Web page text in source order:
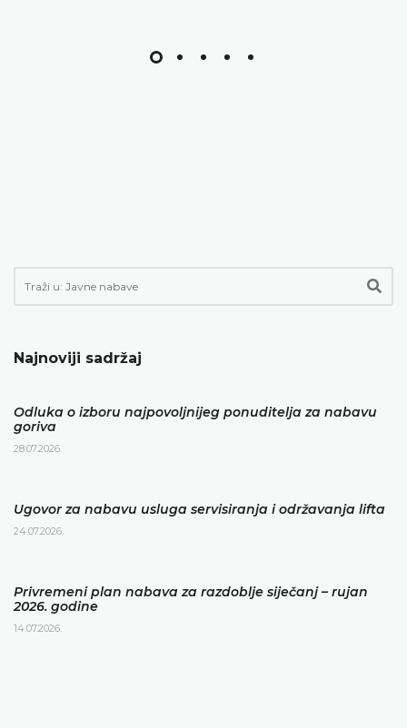
Najnoviji sadržaj
Odluka o izboru najpovoljnijeg ponuditelja za nabavu
goriva
28.07.2026.
Ugovor za nabavu usluga servisiranja i održavanja lifta
24.07.2026.
Privremeni plan nabava za razdoblje siječanj – rujan
2026. godine
14.07.2026.